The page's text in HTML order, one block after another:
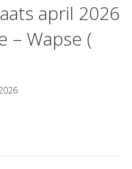
april 2026
– Wapse (